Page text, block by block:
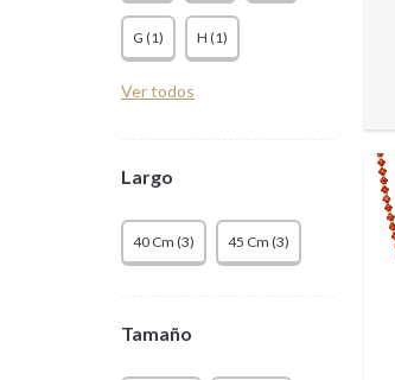
G (1) H (1)
Ver todos
Largo
40 Cm (3) 45 Cm (3)
Tamaño